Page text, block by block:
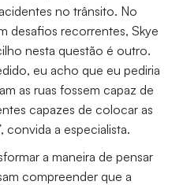
no trânsito. No
desafios recorrentes, Skye
nesta questão é outro.
eu acho que eu pediria
as ruas fossem capaz de
capazes de colocar as
convida a especialista.
a maneira de pensar
compreender que a